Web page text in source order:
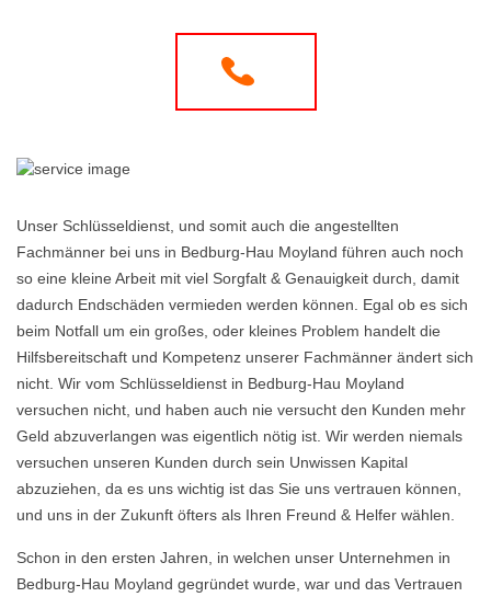
Unser Schlüsseldienst, und somit auch die angestellten
Fachmänner bei uns in Bedburg-Hau Moyland führen auch noch
so eine kleine Arbeit mit viel Sorgfalt & Genauigkeit durch, damit
dadurch Endschäden vermieden werden können. Egal ob es sich
beim Notfall um ein großes, oder kleines Problem handelt die
Hilfsbereitschaft und Kompetenz unserer Fachmänner ändert sich
nicht. Wir vom Schlüsseldienst in Bedburg-Hau Moyland
versuchen nicht, und haben auch nie versucht den Kunden mehr
Geld abzuverlangen was eigentlich nötig ist. Wir werden niemals
versuchen unseren Kunden durch sein Unwissen Kapital
abzuziehen, da es uns wichtig ist das Sie uns vertrauen können,
und uns in der Zukunft öfters als Ihren Freund & Helfer wählen.
Schon in den ersten Jahren, in welchen unser Unternehmen in
Bedburg-Hau Moyland gegründet wurde, war und das Vertrauen